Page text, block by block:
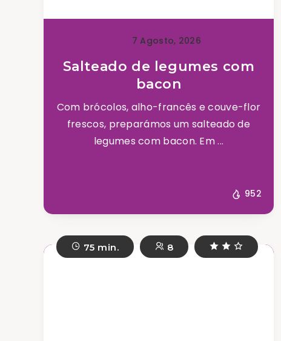
7 Agosto, 2026
Salteado de legumes com
bacon
Com brócolos, alho-francês e couve-flor
frescos, preparámos um salteado de
legumes com bacon. Em ...
952
75 min. 8